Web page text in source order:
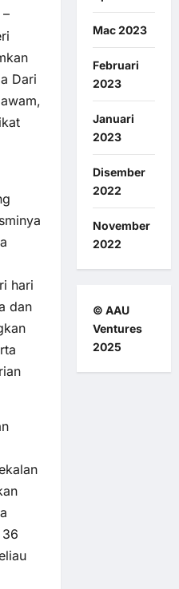
Dari
hari
dan
Mac 2023
Februari
2023
Januari
2023
Disember
2022
November
2022
© AAU
Ventures
2025